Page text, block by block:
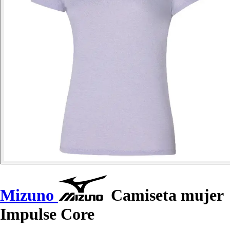
Mizuno
Camiseta mujer
Impulse Core